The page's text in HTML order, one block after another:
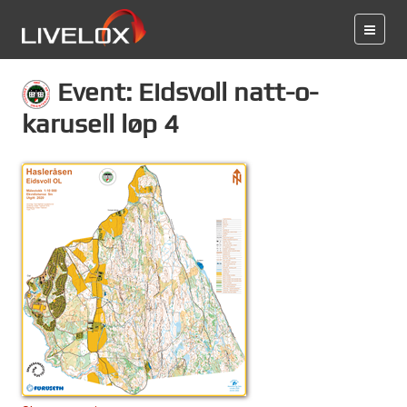
Event: Eidsvoll natt-o-
karusell løp 4